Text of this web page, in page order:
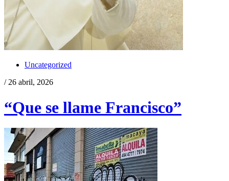
Uncategorized
/ 26 abril, 2026
“Que se llame Francisco”